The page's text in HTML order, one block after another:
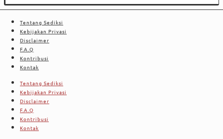
Tentang Sediksi
Kebijakan Privasi
Disclaimer
F.A.Q
Kontribusi
Kontak
Tentang Sediksi
Kebijakan Privasi
Disclaimer
F.A.Q
Kontribusi
Kontak